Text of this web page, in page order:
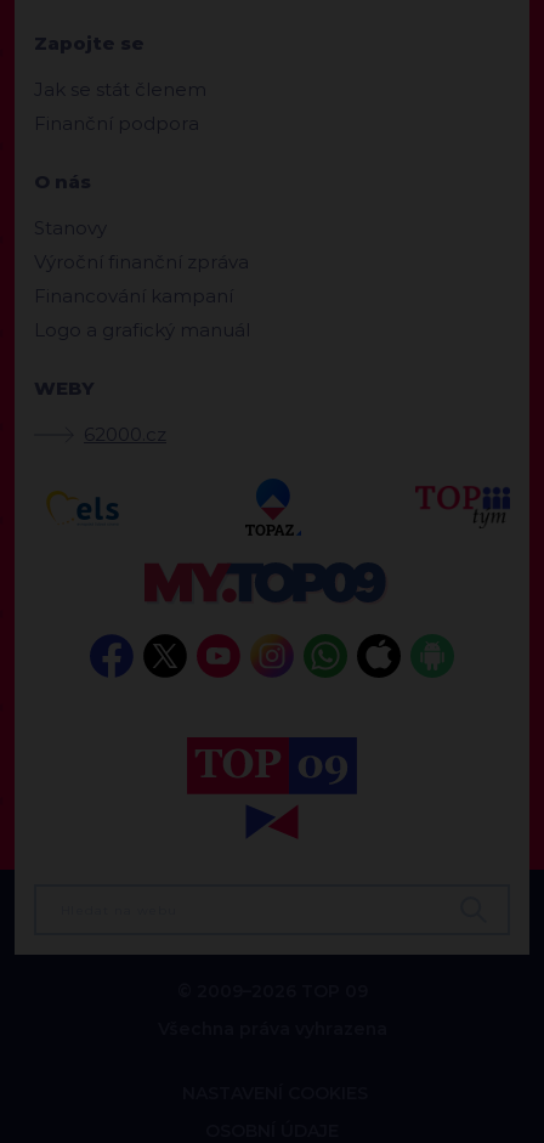
Zapojte se
Jak se stát členem
Finanční podpora
O nás
Stanovy
Výroční finanční zpráva
Financování kampaní
Logo a grafický manuál
WEBY
62000.cz